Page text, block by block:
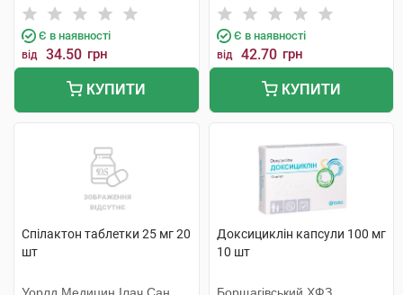
Є в наявності
від 34.50 грн
КУПИТИ
Є в наявності
від 42.70 грн
КУПИТИ
Спілактон таблетки 25 мг 20
шт
Доксициклін капсули 100 мг
10 шт